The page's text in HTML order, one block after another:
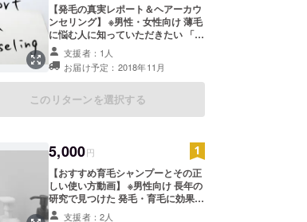
【発毛の真実レポート＆ヘアーカウ
ンセリング】 ※男性・女性向け 薄毛
に悩む人に知っていただきたい 「発
毛の真実」をレポートにまとめまし
た。 またヘアーカウンセリングをオ
ンラインにて行い、 日頃からできる
薄毛ケア、またはその人に合った 綺
麗な髪の毛を保つアドバイスをさせ
ア方法 ・薄毛の種類 ・薄毛・抜け
毛・細毛の主な６つの原因 ・知られ
ざるシャンプーの裏側 ・発毛のメカ
ニズム ・マッサージ編 ※リターンの
お渡しについて レポートはメールに
てお送りし、 カウンセリングは
支援者：1人
お届け予定：2018年11月
このリターンを選択する
5,000円
【おすすめ育毛シャンプーとその正
しい使い方動画】 ※男性向け 長年の
研究で見つけた 発毛・育毛に効果の
ある「シャンプー」と 効果を促進さ
支援者：2人